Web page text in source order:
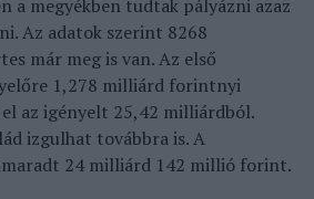
a megyékben tudtak pályázni azaz
Az adatok szerint 8268
már meg is van. Az első
1,278 milliárd forintnyi
az igényelt 25,42 milliárdból.
izgulhat továbbra is. A
24 milliárd 142 millió forint.